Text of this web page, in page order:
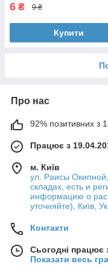
6 ₴ 9 ₴
Купити
Про нас
92% позитивних з
Працює з
м. Київ
ул. Раисы
складах, есть и
информацию о
уточняйте), Київ,
Контакти
Сьогодні працює
Показати весь